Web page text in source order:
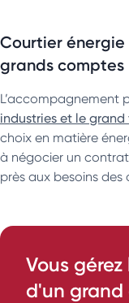
Courtier énergie
grands comptes
L’accompagnement
industries et le
choix en matière
à négocier un
près aux besoins des
Vous
d'un grand